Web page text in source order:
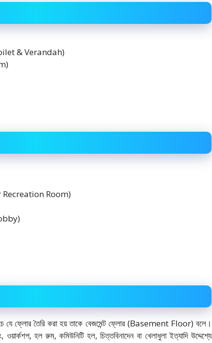
Toilet & Verandah)
or Recreation Room)
যে ফ্লোর তৈরি করা হয় তাকে বেজমেন্ট ফ্লোর (Basement Floor) বলে।
হল রুম, কমিউনিটি হল, চিত্তবিনাদেন বা খেলাধুলা ইত্যাদি উদ্দেশ্যে